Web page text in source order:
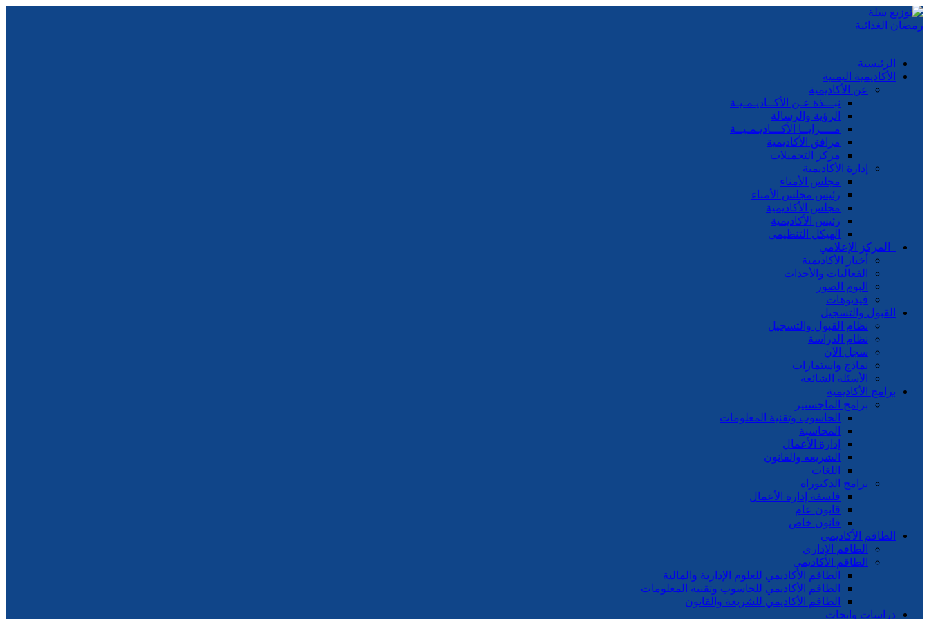
الرئيسية
الأكاديمية اليمنية
عن الأكاديمية
نبـــذة عـن الأكــاديـمـيـة
الرؤية والرسالة
مــــزايــا الأكـــاديـمـيــة
مرافق الأكاديمية
مركز التحميلات
إدارة الأكاديمية
مجلس الأمناء
رئيس مجلس الأمناء
مجلس الأكاديمية
رئيس الأكاديمية
الهيكل التنظيمي
المركز الإعلامي
أخبار الأكاديمية
الفعاليات والأحداث
البوم الصور
فيديوهات
القبول والتسجيل
نظام القبول والتسجيل
نظام الدراسة
سجل الآن
نماذج واستمارات
الأسئلة الشائعة
برامج الأكاديمية
برامج الماجستير
الحاسوب وتقنية المعلومات
المحاسبة
إدارة الأعمال
الشريعه والقانون
اللغات
برامج الدكتوراه
فلسفة إدارة الأعمال
قانون عام
قانون خاص
الطاقم الأكاديمي
الطاقم الإداري
الطاقم الأكاديمي
الطاقم الأكاديمي للعلوم الإدارية والمالية
الطاقم الأكاديمي للحاسوب وتقنية المعلومات
الطاقم الأكاديمي للشريعة والقانون
دراسات وابحاث